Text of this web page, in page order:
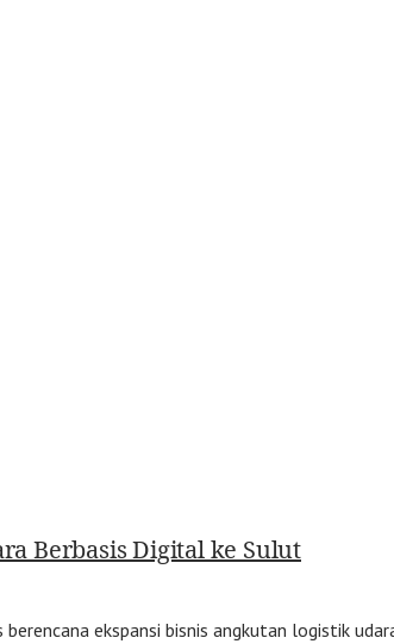
Berbasis Digital ke Sulut
ekspansi bisnis angkutan logistik